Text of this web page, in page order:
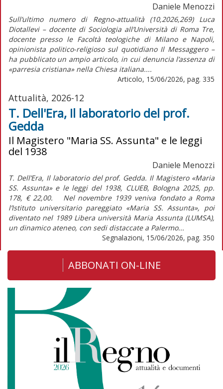
Daniele Menozzi
Sull’ultimo numero di Regno-attualità (10,2026,269) Luca
Diotallevi – docente di Sociologia all’Università di Roma Tre,
docente presso le Facoltà teologiche di Milano e Napoli,
opinionista politico-religioso sul quotidiano Il Messaggero –
ha pubblicato un ampio articolo, in cui denuncia l’assenza di
«parresia cristiana» nella Chiesa italiana....
Articolo, 15/06/2026, pag. 335
Attualità, 2026-12
T. Dell'Era, Il laboratorio del prof.
Gedda
Il Magistero "Maria SS. Assunta" e le leggi
del 1938
Daniele Menozzi
T. Dell’Era, Il laboratorio del prof. Gedda. Il Magistero «Maria
SS. Assunta» e le leggi del 1938, CLUEB, Bologna 2025, pp.
178, € 22,00. Nel novembre 1939 veniva fondato a Roma
l’Istituto universitario pareggiato «Maria SS. Assunta», poi
diventato nel 1989 Libera università Maria Assunta (LUMSA),
un dinamico ateneo, con sedi distaccate a Palermo...
Segnalazioni, 15/06/2026, pag. 350
ABBONATI ON-LINE